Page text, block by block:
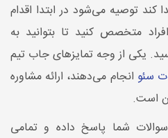
توصیه می‌شود در ابتدا اقدام
متخصص کنید تا بتوانید به
یکی از وجه تمایزهای جاب تیم
سئو انجام می‌دهند، ارائه مشاوره
است.
شما پاسخ داده و تمامی